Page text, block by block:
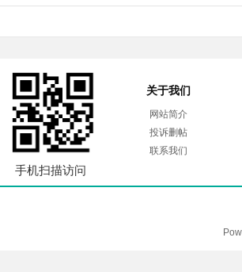
手机扫描访问
关于我们
网站简介
投诉删帖
联系我们